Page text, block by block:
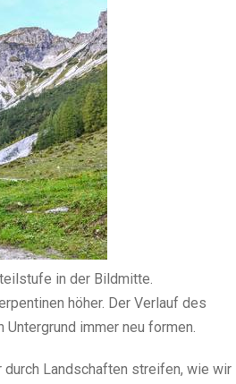
in der Bildmitte.
höher. Der Verlauf des
immer neu formen.
Landschaften streifen, wie wir